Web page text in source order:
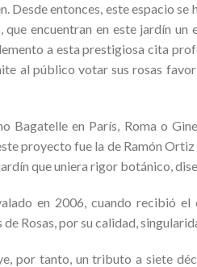
Desde entonces, este espacio
encuentran en este jardín
a esta prestigiosa cita
al público votar sus rosas
Bagatelle en París, Roma o
proyecto fue la de Ramón
que uniera rigor botánico,
en 2006, cuando recibió
Rosas, por su calidad,
por tanto, un tributo a siete